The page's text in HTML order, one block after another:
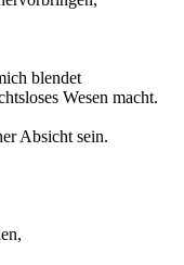
blendet
Wesen macht.
Absicht sein.